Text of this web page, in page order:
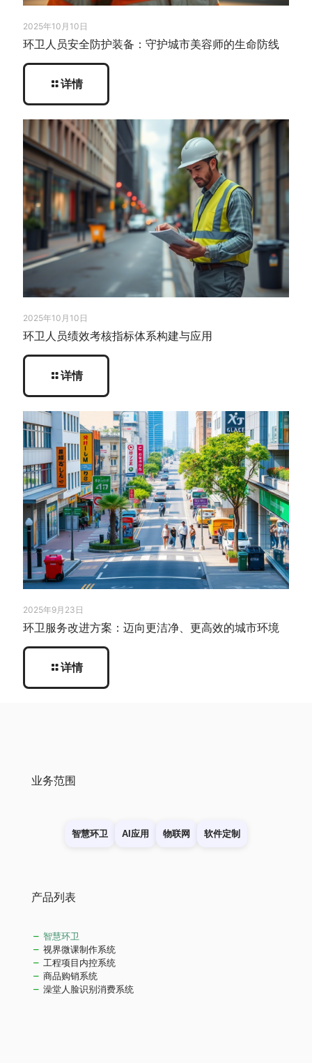
2025年10月10日
环卫人员安全防护装备：守护城市美容师的生命防线
详情
2025年10月10日
环卫人员绩效考核指标体系构建与应用
详情
2025年9月23日
环卫服务改进方案：迈向更洁净、更高效的城市环境
详情
业务范围
智慧环卫 AI应用 物联网 软件定制
产品列表
智慧环卫
视界微课制作系统
工程项目内控系统
商品购销系统
澡堂人脸识别消费系统